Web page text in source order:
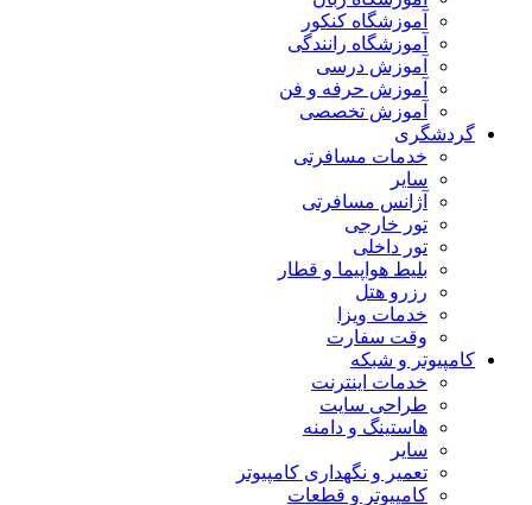
آموزشگاه کنکور
آموزشگاه رانندگی
آموزش درسی
آموزش حرفه و فن
آموزش تخصصی
گردشگری
خدمات مسافرتی
سایر
آژانس مسافرتی
تور خارجی
تور داخلی
بلیط هواپیما و قطار
رزرو هتل
خدمات ویزا
وقت سفارت
کامپیوتر و شبکه
خدمات اینترنت
طراحی سایت
هاستینگ و دامنه
سایر
تعمیر و نگهداری کامپیوتر
کامپیوتر و قطعات